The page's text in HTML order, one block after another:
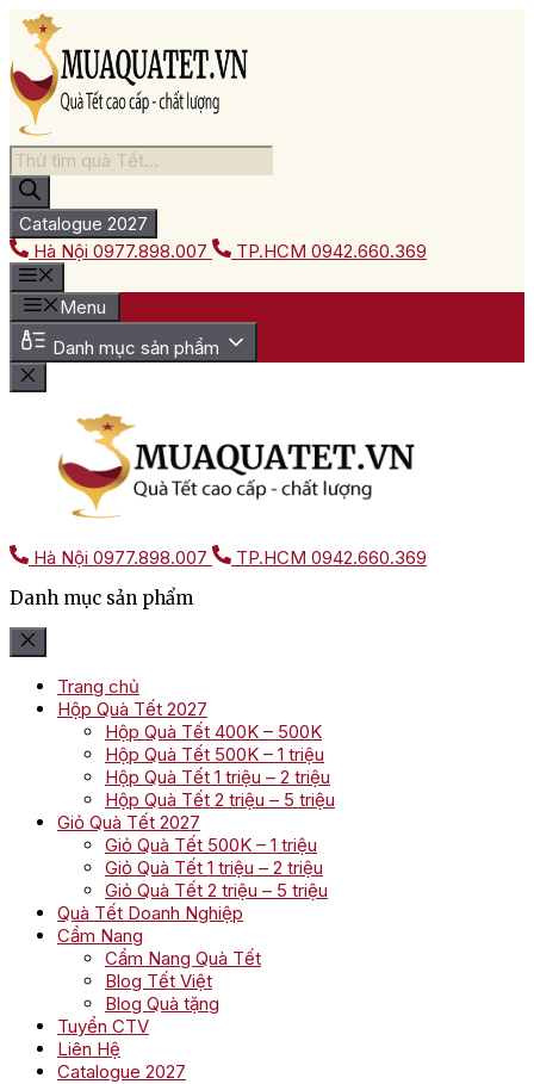
Chuyển
đến
nội
dung
Tìm
kiếm
sản
phẩm
Catalogue 2027
Hà Nội 0977.898.007 TP.HCM 0942.660.369
Menu
Danh mục sản phẩm
Hà Nội 0977.898.007 TP.HCM 0942.660.369
Danh mục sản phẩm
Trang chủ
Hộp Quà Tết 2027
Hộp Quà Tết 400K – 500K
Hộp Quà Tết 500K – 1 triệu
Hộp Quà Tết 1 triệu – 2 triệu
Hộp Quà Tết 2 triệu – 5 triệu
Giỏ Quà Tết 2027
Giỏ Quà Tết 500K – 1 triệu
Giỏ Quà Tết 1 triệu – 2 triệu
Giỏ Quà Tết 2 triệu – 5 triệu
Quà Tết Doanh Nghiệp
Cẩm Nang
Cẩm Nang Quà Tết
Blog Tết Việt
Blog Quà tặng
Tuyển CTV
Liên Hệ
Catalogue 2027